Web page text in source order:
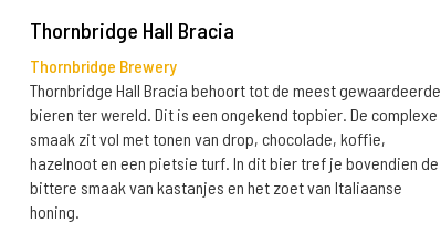
Thornbridge Hall Bracia
Thornbridge Brewery
Thornbridge Hall Bracia behoort tot de meest gewaardeerde
bieren ter wereld. Dit is een ongekend topbier. De complexe
smaak zit vol met tonen van drop, chocolade, koffie,
hazelnoot en een pietsie turf. In dit bier tref je bovendien de
bittere smaak van kastanjes en het zoet van Italiaanse
honing.